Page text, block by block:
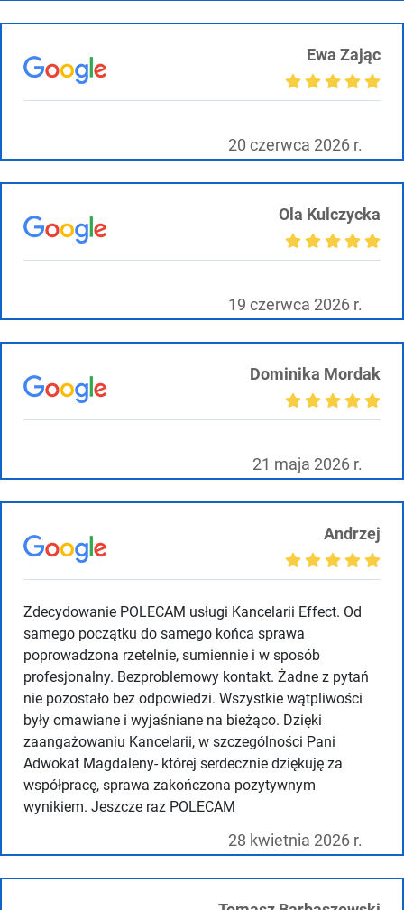
Ewa Zając
20 czerwca 2026 r.
Ola Kulczycka
19 czerwca 2026 r.
Dominika Mordak
21 maja 2026 r.
Andrzej
Zdecydowanie POLECAM usługi Kancelarii Effect. Od
samego początku do samego końca sprawa
poprowadzona rzetelnie, sumiennie i w sposób
profesjonalny. Bezproblemowy kontakt. Żadne z pytań
nie pozostało bez odpowiedzi. Wszystkie wątpliwości
były omawiane i wyjaśniane na bieżąco. Dzięki
zaangażowaniu Kancelarii, w szczególności Pani
Adwokat Magdaleny- której serdecznie dziękuję za
współpracę, sprawa zakończona pozytywnym
wynikiem. Jeszcze raz POLECAM
28 kwietnia 2026 r.